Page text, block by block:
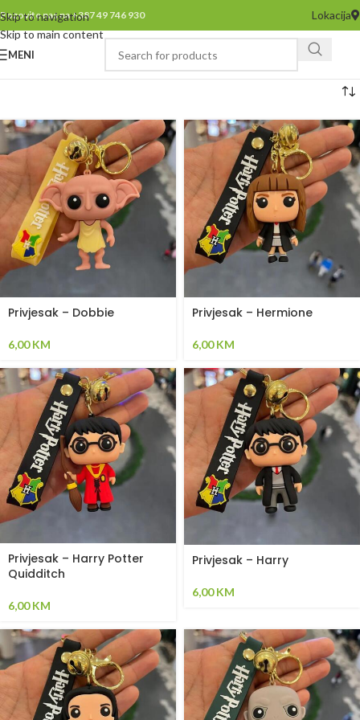
Skip to navigation
Skip to main content
Pozovite nas na +387 49 746 930 Lokacija
MENI
Privjesak – Dobbie
6,00KM
Privjesak – Hermione
6,00KM
Privjesak – Harry Potter
Quidditch
6,00KM
Privjesak – Harry
6,00KM